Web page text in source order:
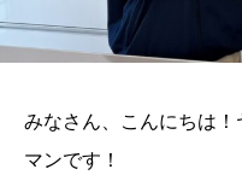
みなさん、こんにちは
マンです！